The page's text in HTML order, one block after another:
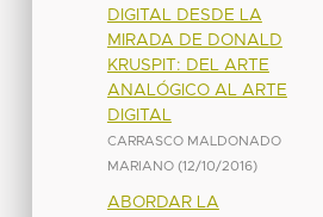
DIGITAL DESDE LA
MIRADA DE DONALD
KRUSPIT: DEL ARTE
ANALÓGICO AL ARTE
DIGITAL
CARRASCO MALDONADO
MARIANO (12/10/2016)
ABORDAR LA